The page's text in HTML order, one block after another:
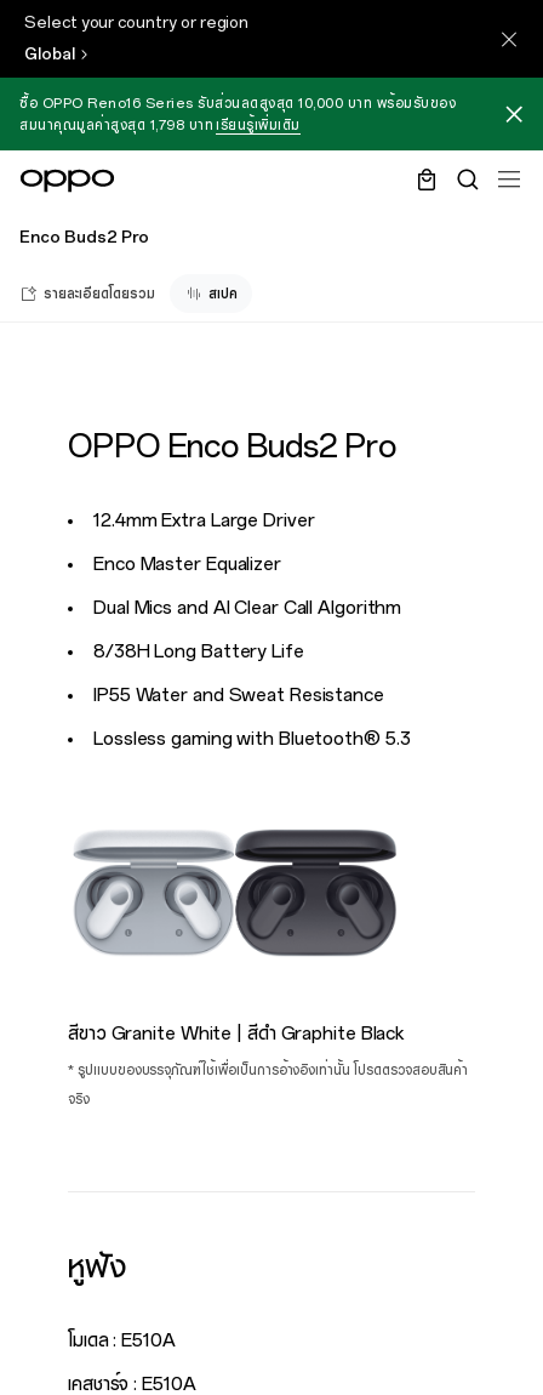
Select your country or region
Global
ซื้อ OPPO Reno16 Series รับส่วนลดสูงสุด 10,000 บาท พร้อมรับของ
สมนาคุณมูลค่าสูงสุด 1,798 บาท เรียนรู้เพิ่มเติม
Enco Buds2 Pro
รายละเอียดโดยรวม สเปค
OPPO Enco Buds2 Pro
12.4mm Extra Large Driver
Enco Master Equalizer
Dual Mics and AI Clear Call Algorithm
8/38H Long Battery Life
IP55 Water and Sweat Resistance
Lossless gaming with Bluetooth® 5.3
สีขาว Granite White | สีดำ Graphite Black
* รูปแบบของบรรจุภัณฑ์ใช้เพื่อเป็นการอ้างอิงเท่านั้น โปรดตรวจสอบสินค้า
จริง
หูฟัง
โมเดล : E510A
เคสชาร์จ : E510A